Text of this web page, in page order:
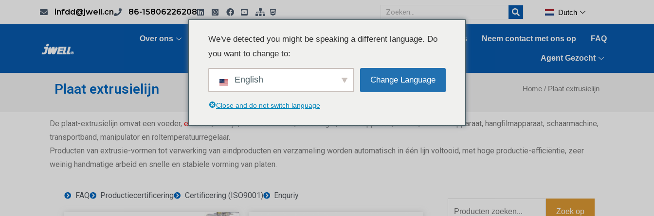
infdd@jwell.cn 86-15806226208 Dutch
Over ons Producten Klant Case Kautex Toepassing Nieuws Neem contact met ons op FAQ
Agent Gezocht
Plaat extrusielijn Home / Plaat extrusielijn
De plaat-extrusielijn omvat een voeder, extruder, matrijs, drie-rolkalander, koelbeugel, afwerkapparaat, trekker, laminatieapparaat, hangfilmapparaat, schaarmachine,
transportband, manipulator en roltemperatuurregelaar.
Producten van extrusie-vormen tot verwerking van eindproducten en verzameling worden automatisch in één lijn voltooid, met hoge productie-efficiëntie, zeer
weinig handmatige arbeid en snelle en stabiele vorming van platen.
FAQ Productiecertificering Certificering (ISO9001) Enquriy
Zoek op
We've detected you might be speaking a different language. Do
you want to change to:
English Change Language
Close and do not switch language